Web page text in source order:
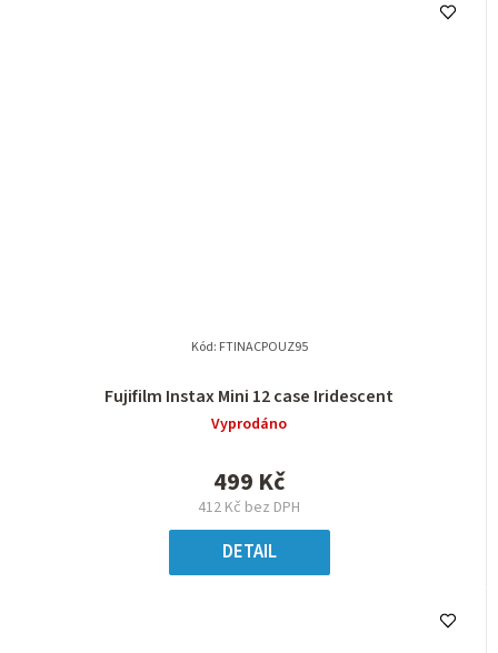
Fujifilm Instax Mini 12 case Iridescent
Vyprodáno
412 Kč bez DPH
499 Kč
DETAIL
Kód: FTINACPOUZ95